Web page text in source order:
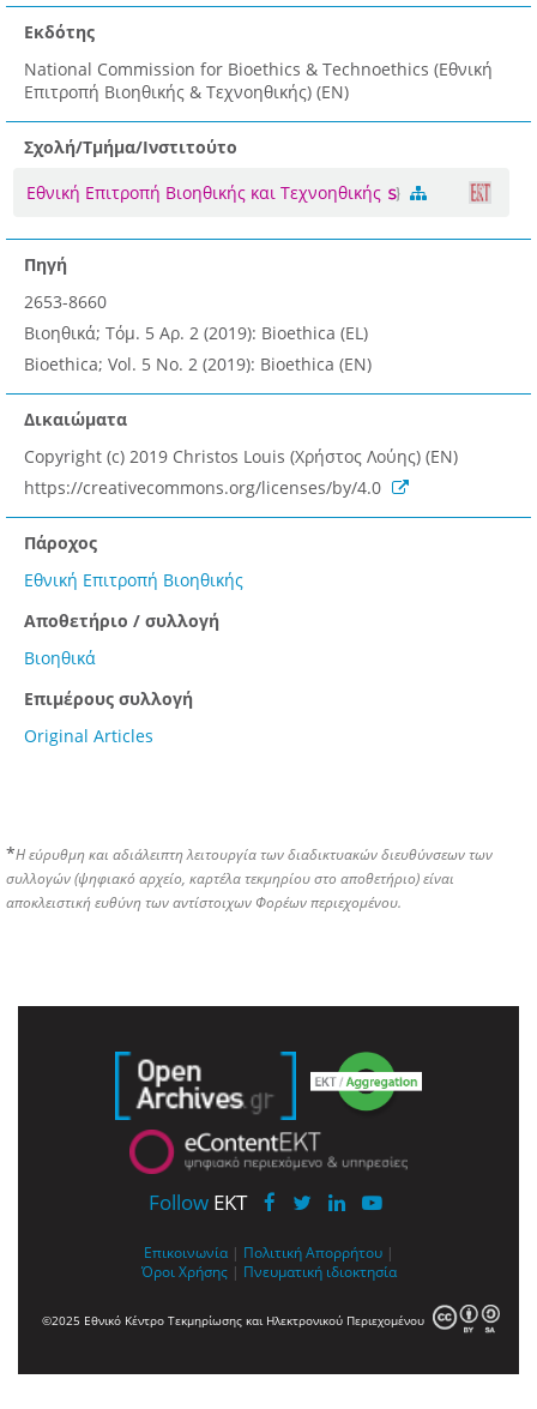
Εκδότης
National Commission for Bioethics & Technoethics (Εθνική
Επιτροπή Βιοηθικής & Τεχνοηθικής) (EN)
Σχολή/Τμήμα/Ινστιτούτο
Εθνική Επιτροπή Βιοηθικής και Τεχνοηθικής
Πηγή
2653-8660
Βιοηθικά; Τόμ. 5 Αρ. 2 (2019): Bioethica (EL)
Bioethica; Vol. 5 No. 2 (2019): Bioethica (EN)
Δικαιώματα
Copyright (c) 2019 Christos Louis (Χρήστος Λούης) (EN)
https://creativecommons.org/licenses/by/4.0
Πάροχος
Εθνική Επιτροπή Βιοηθικής
Αποθετήριο / συλλογή
Βιοηθικά
Επιμέρους συλλογή
Original Articles
*Η εύρυθμη και αδιάλειπτη λειτουργία των διαδικτυακών διευθύνσεων των
συλλογών (ψηφιακό αρχείο, καρτέλα τεκμηρίου στο αποθετήριο) είναι
αποκλειστική ευθύνη των αντίστοιχων Φορέων περιεχομένου.
Follow EKT
Επικοινωνία | Πολιτική Απορρήτου |
Όροι Χρήσης | Πνευματική ιδιοκτησία
©2025 Εθνικό Κέντρο Τεκμηρίωσης και Ηλεκτρονικού Περιεχομένου